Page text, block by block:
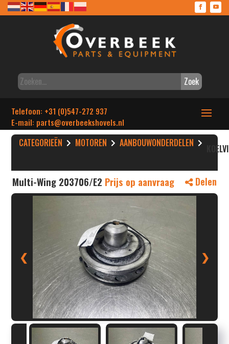
Zoek
Telefoon: +31 (0)547-272 937
E-mail: parts@overbeekshovels.nl
CATEGORIEËN MOTOREN AANBOUWONDERDELEN
Multi-Wing 203706/E2 Prijs op aanvraag Delen
❮ ❯